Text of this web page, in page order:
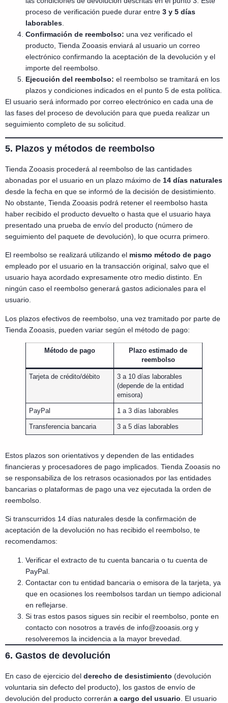
proceso de verificación puede durar entre 3 y 5 días
laborables.
Confirmación de reembolso: una vez verificado el
producto, Tienda Zooasis enviará al usuario un correo
electrónico confirmando la aceptación de la devolución y el
importe del reembolso.
Ejecución del reembolso: el reembolso se tramitará en los
plazos y condiciones indicados en el punto 5 de esta política.
El usuario será informado por correo electrónico en cada una de
las fases del proceso de devolución para que pueda realizar un
seguimiento completo de su solicitud.
5. Plazos y métodos de reembolso
Tienda Zooasis procederá al reembolso de las cantidades
abonadas por el usuario en un plazo máximo de 14 días naturales
desde la fecha en que se informó de la decisión de desistimiento.
No obstante, Tienda Zooasis podrá retener el reembolso hasta
haber recibido el producto devuelto o hasta que el usuario haya
presentado una prueba de envío del producto (número de
seguimiento del paquete de devolución), lo que ocurra primero.
El reembolso se realizará utilizando el mismo método de pago
empleado por el usuario en la transacción original, salvo que el
usuario haya acordado expresamente otro medio distinto. En
ningún caso el reembolso generará gastos adicionales para el
usuario.
Los plazos efectivos de reembolso, una vez tramitado por parte de
Tienda Zooasis, pueden variar según el método de pago:
Método de pago
Plazo estimado de
reembolso
Tarjeta de crédito/débito
3 a 10 días laborables
(depende de la entidad
emisora)
PayPal 1 a 3 días laborables
Transferencia bancaria 3 a 5 días laborables
Estos plazos son orientativos y dependen de las entidades
financieras y procesadores de pago implicados. Tienda Zooasis no
se responsabiliza de los retrasos ocasionados por las entidades
bancarias o plataformas de pago una vez ejecutada la orden de
reembolso.
Si transcurridos 14 días naturales desde la confirmación de
aceptación de la devolución no has recibido el reembolso, te
recomendamos:
Verificar el extracto de tu cuenta bancaria o tu cuenta de
PayPal.
Contactar con tu entidad bancaria o emisora de la tarjeta, ya
que en ocasiones los reembolsos tardan un tiempo adicional
en reflejarse.
Si tras estos pasos sigues sin recibir el reembolso, ponte en
contacto con nosotros a través de info@zooasis.org y
resolveremos la incidencia a la mayor brevedad.
6. Gastos de devolución
En caso de ejercicio del derecho de desistimiento (devolución
voluntaria sin defecto del producto), los gastos de envío de
devolución del producto correrán a cargo del usuario . El usuario